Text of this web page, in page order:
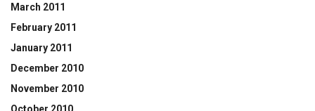
March 2011
February 2011
January 2011
December 2010
November 2010
October 2010